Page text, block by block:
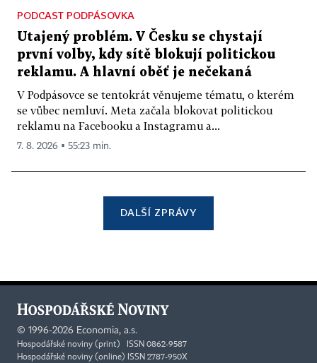
PODCAST PODPÁSOVKA
Utajený problém. V Česku se chystají
první volby, kdy sítě blokují politickou
reklamu. A hlavní oběť je nečekaná
V Podpásovce se tentokrát věnujeme tématu, o kterém
se vůbec nemluví. Meta začala blokovat politickou
reklamu na Facebooku a Instagramu a...
7. 8. 2026 ▪ 55:23 min.
DALŠÍ ZPRÁVY
© 1996-2026 Economia, a.s.
Hospodářské noviny (print) ISSN 0862-9587
Hospodářské noviny (online) ISSN 2787-950X